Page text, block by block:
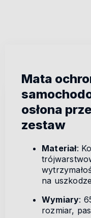
Mata
osłona
zestaw
Materiał:
na
Wymiary:
rozmiar,